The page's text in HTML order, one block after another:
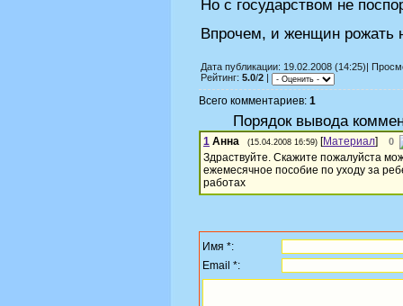
Но с государством не
Впрочем, и женщин рожать
Дата публикации: 19.02.2008 (14:25)|
Рейтинг: 5.0/2
Всего комментариев: 1
Порядок вывода
0
1 Анна (15.04.2008 16:59) [Материал]
Здраствуйте. Скажите пожалуйста
ежемесячное пособие по уходу за
работах
Имя *:
Email *: